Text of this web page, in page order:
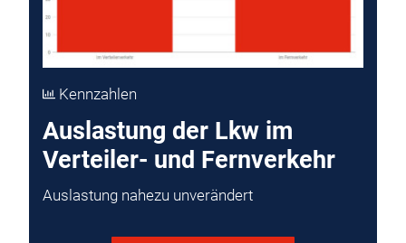
Kennzahlen
Auslastung der Lkw im
Verteiler- und Fernverkehr
Auslastung nahezu unverändert